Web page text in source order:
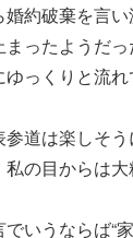
約破棄を言
ったようだ
っくりと流れ
道は楽しそ
の目からは大
いうならば“